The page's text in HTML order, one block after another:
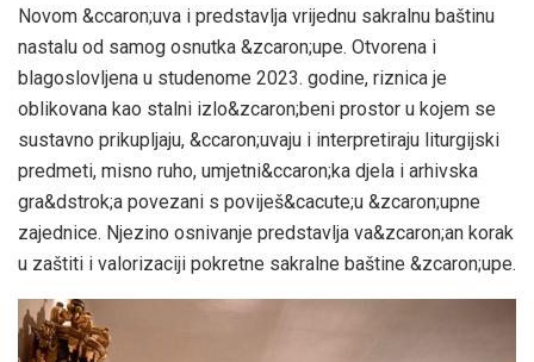
Novom &ccaron;uva i predstavlja vrijednu sakralnu baštinu
nastalu od samog osnutka &zcaron;upe. Otvorena i
blagoslovljena u studenome 2023. godine, riznica je
oblikovana kao stalni izlo&zcaron;beni prostor u kojem se
sustavno prikupljaju, &ccaron;uvaju i interpretiraju liturgijski
predmeti, misno ruho, umjetni&ccaron;ka djela i arhivska
gra&dstrok;a povezani s poviješ&cacute;u &zcaron;upne
zajednice. Njezino osnivanje predstavlja va&zcaron;an korak
u zaštiti i valorizaciji pokretne sakralne baštine &zcaron;upe.